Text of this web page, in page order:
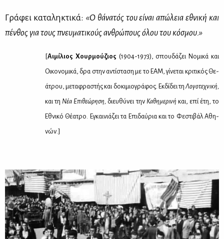
Γρά­φει κα­τα­λη­κτι­κά: «Ο θά­να­τός του εί­ναι απώ­λεια εθνι­κή και
πέν­θος για τους πνευ­μα­τι­κούς αν­θρώ­πους όλου του κό­σμου.»
[Αι­μί­λιος Χουρ­μού­ζιος (1904-1973), σπου­δά­ζει Νο­μι­κά και
Οι­κο­νο­μι­κά, δρα στην αντί­στα­ση με το ΕΑΜ, γί­νε­ται κρι­τι­κός Θε­
ά­τρου, με­τα­φρα­στής και δο­κι­μιο­γρά­φος. Εκ­δί­δει τη Λο­γο­τε­χνι­κή,
και τη Νέα Επι­θε­ώ­ρη­ση, διευ­θύ­νει την Κα­θη­με­ρι­νή και, επί έτη, το
Εθνι­κό Θέ­α­τρο. Εγκαι­νιά­ζει τα Επι­δαύ­ρια και το Φε­στι­βάλ Αθη­
νών.]